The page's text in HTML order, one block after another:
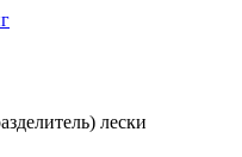
лески